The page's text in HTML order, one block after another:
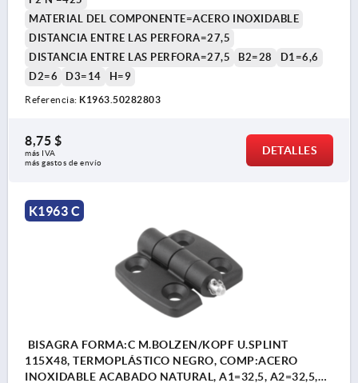
MATERIAL DEL COMPONENTE=ACERO INOXIDABLE
DISTANCIA ENTRE LAS PERFORA=27,5
DISTANCIA ENTRE LAS PERFORA=27,5
B2=28
D1=6,6
D2=6
D3=14 H=9
Referencia: K1963.50282803
8,75 $
más IVA
más gastos de envío
DETALLES
K1963 C
BISAGRA FORMA:C M.BOLZEN/KOPF U.SPLINT
115X48, TERMOPLÁSTICO NEGRO, COMP:ACERO
INOXIDABLE ACABADO NATURAL, A1=32,5, A2=32,5,